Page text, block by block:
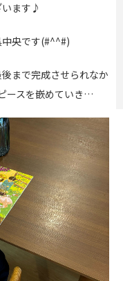
います♪
央です(#^^#)
まで完成させられなか
ースを嵌めていき…